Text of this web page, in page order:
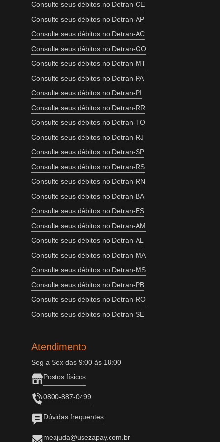
Consulte seus débitos no Detran-CE
Consulte seus débitos no Detran-AP
Consulte seus débitos no Detran-AC
Consulte seus débitos no Detran-GO
Consulte seus débitos no Detran-MT
Consulte seus débitos no Detran-PA
Consulte seus débitos no Detran-PI
Consulte seus débitos no Detran-RR
Consulte seus débitos no Detran-TO
Consulte seus débitos no Detran-RJ
Consulte seus débitos no Detran-SP
Consulte seus débitos no Detran-RS
Consulte seus débitos no Detran-RN
Consulte seus débitos no Detran-BA
Consulte seus débitos no Detran-ES
Consulte seus débitos no Detran-AM
Consulte seus débitos no Detran-AL
Consulte seus débitos no Detran-MA
Consulte seus débitos no Detran-MS
Consulte seus débitos no Detran-PB
Consulte seus débitos no Detran-RO
Consulte seus débitos no Detran-SE
Atendimento
Seg a Sex das 9:00 às 18:00
Postos físicos
0800-887-0499
Dúvidas frequentes
meajuda@usezapay.com.br